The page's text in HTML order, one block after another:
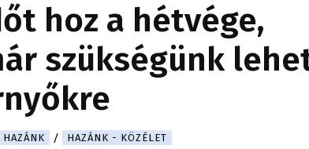
hoz a hétvége,
szükségünk
HAZÁNK HAZÁNK - KÖZÉLET